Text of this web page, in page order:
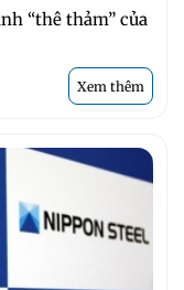
“thê thảm” của
Xem thêm